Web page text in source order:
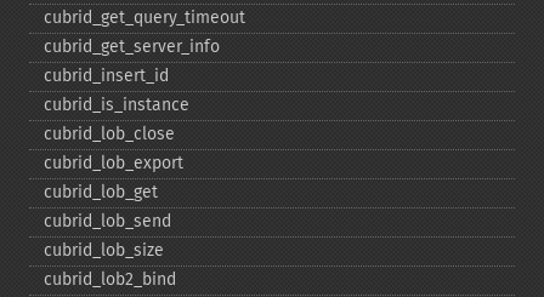
cubrid_​get_​query_​timeout
cubrid_​get_​server_​info
cubrid_​insert_​id
cubrid_​is_​instance
cubrid_​lob_​close
cubrid_​lob_​export
cubrid_​lob_​get
cubrid_​lob_​send
cubrid_​lob_​size
cubrid_​lob2_​bind